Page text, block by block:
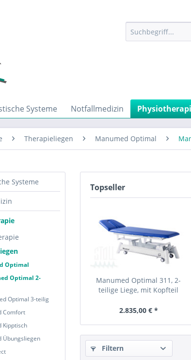
Systeme Notfallmedizin
Therapieliegen Manumed Optimal
Systeme
Optimal
Optimal 2-
Optimal 3-teilig
Comfort
Kipptisch
Übungsliegen
Topseller
Manumed Optimal 311, 2-
teilige Liege, mit Kopfteil
2.835,00 € *
Filtern